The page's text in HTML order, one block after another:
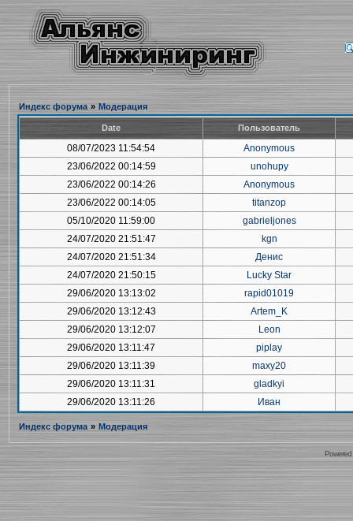
Индекс форума » Модерация
Date Пользователь
08/07/2023 11:54:54
Anonymous
23/06/2022 00:14:59
unohupy
23/06/2022 00:14:26
Anonymous
23/06/2022 00:14:05
titanzop
05/10/2020 11:59:00
gabrieljones
24/07/2020 21:51:47
kgn
24/07/2020 21:51:34
Денис
24/07/2020 21:50:15
Lucky Star
29/06/2020 13:13:02
rapid01019
29/06/2020 13:12:43
Artem_K
29/06/2020 13:12:07
Leon
29/06/2020 13:11:47
piplay
29/06/2020 13:11:39
maxy20
29/06/2020 13:11:31
gladkyi
29/06/2020 13:11:26
Иван
Индекс форума » Модерация